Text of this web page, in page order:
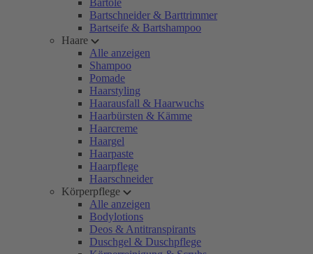
Bartöle
Bartschneider & Barttrimmer
Bartseife & Bartshampoo
Haare
Alle anzeigen
Shampoo
Pomade
Haarstyling
Haarausfall & Haarwuchs
Haarbürsten & Kämme
Haarcreme
Haargel
Haarpaste
Haarpflege
Haarschneider
Körperpflege
Alle anzeigen
Bodylotions
Deos & Antitranspirants
Duschgel & Duschpflege